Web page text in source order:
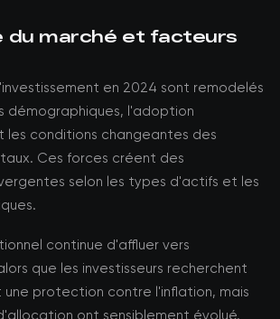
du marché et facteurs
en 2024 sont remodelés
démographiques, l'adoption
les conditions changeantes des
Ces forces créent des
selon les types d'actifs et les
continue d'affluer vers
que les investisseurs recherchent
protection contre l'inflation, mais
ont sensiblement évolué.